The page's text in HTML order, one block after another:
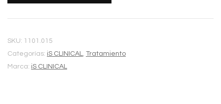
SKU: 1101.015
Categorías: iS CLINICAL, Tratamiento
Marca: iS CLINICAL